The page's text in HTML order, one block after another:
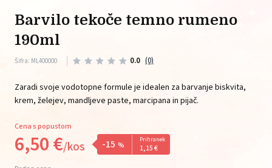
barvilo tekoče temno rumeno
190ml
Šifra: ML400000 0.0 (0)
Zaradi svoje vodotopne formule je idealen za barvanje biskvita,
krem, želejev, mandljeve paste, marcipana in pijač.
Cena s popustom
6,50€/kos -15 %
Prihranek
1,15€